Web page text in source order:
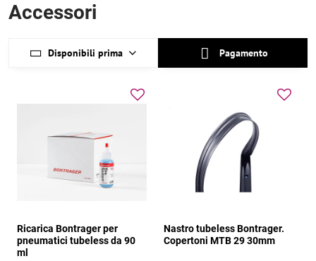
Accessori
Disponibili prima Pagamento
Ricarica Bontrager per
pneumatici tubeless da 90
ml
Nastro tubeless Bontrager.
Copertoni MTB 29 30mm